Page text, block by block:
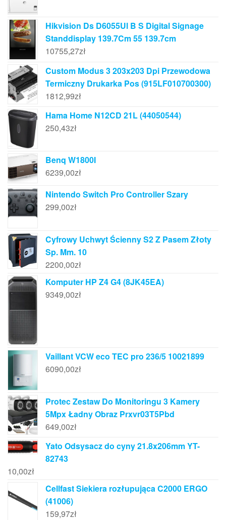
Hikvision Ds D6055Ul B S Digital Signage
Standdisplay 139.7Cm 55 139.7cm
10755,27zł
Custom Modus 3 203x203 Dpi Przewodowa
Termiczny Drukarka Pos (915LF010700300)
1812,99zł
Hama Home N12CD 21L (44050544)
250,43zł
Benq W1800I
6239,00zł
Nintendo Switch Pro Controller Szary
299,00zł
Cyfrowy Uchwyt Ścienny S2 Z Pasem Złoty
Sp. Mm. 10
2200,00zł
Komputer HP Z4 G4 (8JK45EA)
9349,00zł
Vaillant VCW eco TEC pro 236/5 10021899
6090,00zł
Protec Zestaw Do Monitoringu 3 Kamery
5Mpx Ładny Obraz Prxvr03T5Pbd
649,00zł
Yato Odsysacz do cyny 21.8x206mm YT-
82743
10,00zł
Cellfast Siekiera rozłupująca C2000 ERGO
(41006)
159,97zł